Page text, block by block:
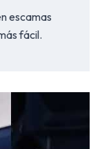
escamas
fácil.